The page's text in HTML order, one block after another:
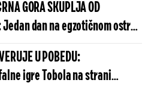
GORA SKUPLJA OD
Jedan dan na egzotičnom ostrvu
manje nego u Budvi
U POBEDU:
igre Tobola na strani